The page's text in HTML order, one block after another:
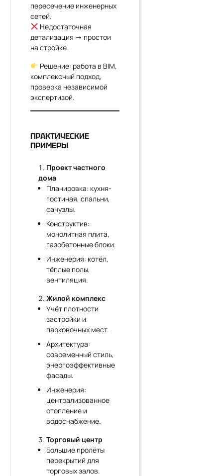
пересечение инженерных
сетей.
Недостаточная
детализация → простои
на стройке.
Решение: работа в BIM,
комплексный подход,
проверка независимой
экспертизой.
ПРАКТИЧЕСКИЕ
ПРИМЕРЫ
Проект частного
дома
Планировка: кухня-
гостиная, спальни,
санузлы.
Конструктив:
монолитная плита,
газобетонные блоки.
Инженерия: котёл,
тёплые полы,
вентиляция.
Жилой комплекс
Учёт плотности
застройки и
парковочных мест.
Архитектура:
современный стиль,
энергоэффективные
фасады.
Инженерия:
централизованное
отопление и
водоснабжение.
Торговый центр
Большие пролёты
перекрытий для
торговых залов.